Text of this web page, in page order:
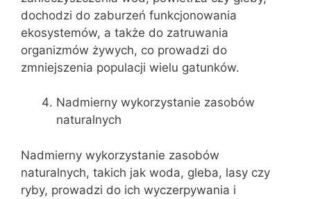
dochodzi do zaburzeń funkcjonowania
ekosystemów, a także do zatruwania
organizmów żywych, co prowadzi do
zmniejszenia populacji wielu gatunków.
Nadmierny wykorzystanie zasobów
naturalnych
Nadmierny wykorzystanie zasobów
naturalnych, takich jak woda, gleba, lasy czy
ryby, prowadzi do ich wyczerpywania i